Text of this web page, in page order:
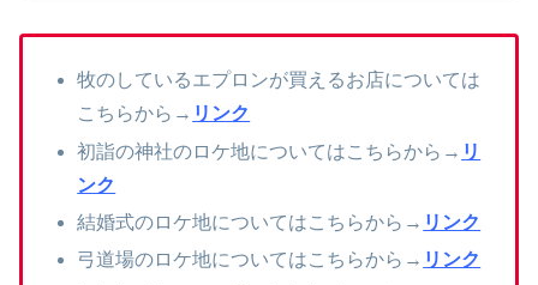
牧のしているエプロンが買えるお店については
こちらから→ リンク
初詣の神社のロケ地についてはこちらから→ リ
ンク
結婚式のロケ地についてはこちらから→ リンク
弓道場のロケ地についてはこちらから→ リンク